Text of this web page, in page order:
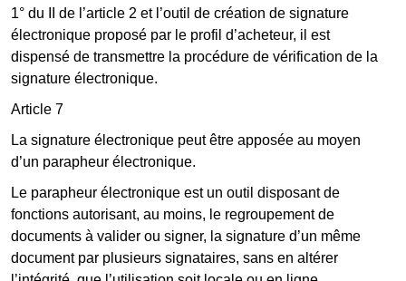
1° du II de l’article 2 et l’outil de création de signature
électronique proposé par le profil d’acheteur, il est
dispensé de transmettre la procédure de vérification de la
signature électronique.
Article 7
La signature électronique peut être apposée au moyen
d’un parapheur électronique.
Le parapheur électronique est un outil disposant de
fonctions autorisant, au moins, le regroupement de
documents à valider ou signer, la signature d’un même
document par plusieurs signataires, sans en altérer